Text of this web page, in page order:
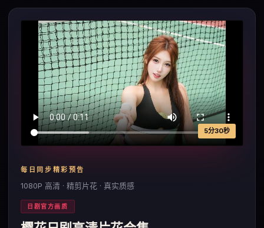
5分30秒
每日同步精彩预告
1080P 高清 · 精剪片花 · 真实质感
日剧官方画质